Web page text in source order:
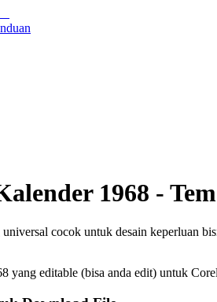
1968 -
cocok untuk desain keperluan
yang editable (bisa anda edit) untuk